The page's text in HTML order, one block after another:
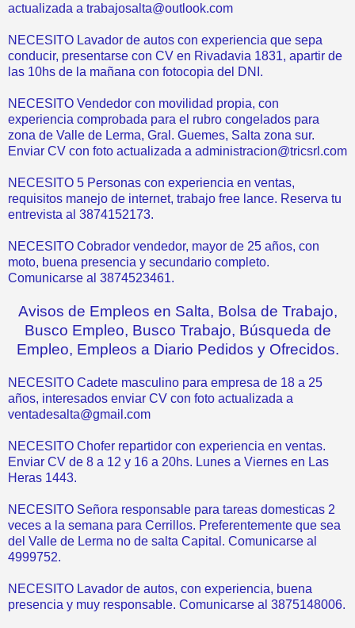
actualizada a trabajosalta@outlook.com
NECESITO Lavador de autos con experiencia que sepa
conducir, presentarse con CV en Rivadavia 1831, apartir de
las 10hs de la mañana con fotocopia del DNI.
NECESITO Vendedor con movilidad propia, con
experiencia comprobada para el rubro congelados para
zona de Valle de Lerma, Gral. Guemes, Salta zona sur.
Enviar CV con foto actualizada a administracion@tricsrl.com
NECESITO 5 Personas con experiencia en ventas,
requisitos manejo de internet, trabajo free lance. Reserva tu
entrevista al 3874152173.
NECESITO Cobrador vendedor, mayor de 25 años, con
moto, buena presencia y secundario completo.
Comunicarse al 3874523461.
Avisos de Empleos en Salta, Bolsa de Trabajo,
Busco Empleo, Busco Trabajo, Búsqueda de
Empleo, Empleos a Diario Pedidos y Ofrecidos.
NECESITO Cadete masculino para empresa de 18 a 25
años, interesados enviar CV con foto actualizada a
ventadesalta@gmail.com
NECESITO Chofer repartidor con experiencia en ventas.
Enviar CV de 8 a 12 y 16 a 20hs. Lunes a Viernes en Las
Heras 1443.
NECESITO Señora responsable para tareas domesticas 2
veces a la semana para Cerrillos. Preferentemente que sea
del Valle de Lerma no de salta Capital. Comunicarse al
4999752.
NECESITO Lavador de autos, con experiencia, buena
presencia y muy responsable. Comunicarse al 3875148006.